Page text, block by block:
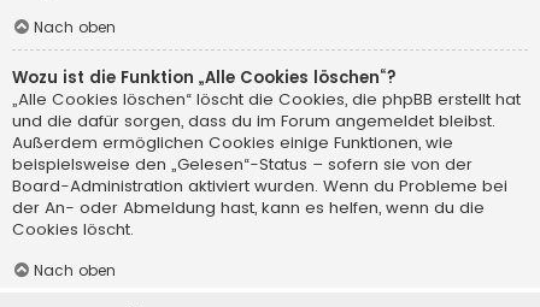
Nach oben
Wozu ist die Funktion „Alle Cookies löschen“?
„Alle Cookies löschen“ löscht die Cookies, die phpBB erstellt hat
und die dafür sorgen, dass du im Forum angemeldet bleibst.
Außerdem ermöglichen Cookies einige Funktionen, wie
beispielsweise den „Gelesen“-Status – sofern sie von der
Board-Administration aktiviert wurden. Wenn du Probleme bei
der An- oder Abmeldung hast, kann es helfen, wenn du die
Cookies löscht.
Nach oben